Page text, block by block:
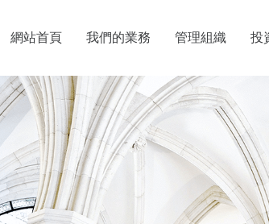
網站首頁 我們的業務 管理組織 投